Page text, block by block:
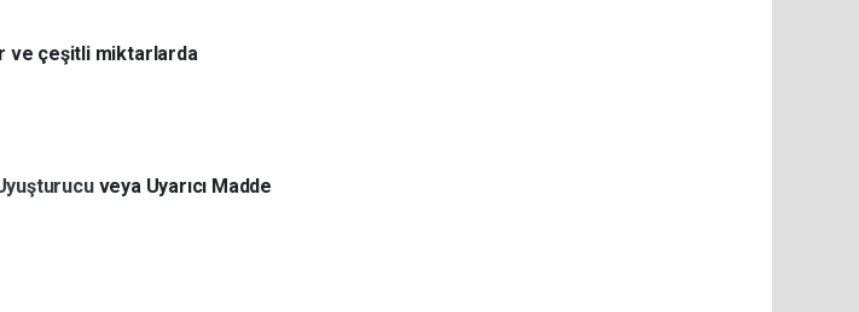
ve çeşitli miktarlarda
veya Uyarıcı Madde